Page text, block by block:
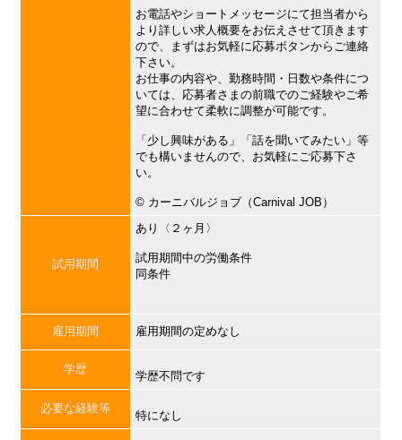
お電話やショートメッセージにて担当者から
より詳しい求人概要をお伝えさせて頂きます
ので、まずはお気軽に応募ボタンからご連絡
下さい。
お仕事の内容や、勤務時間・日数や条件につ
いては、応募者さまの前職でのご経験やご希
望に合わせて柔軟に調整が可能です。
「少し興味がある」「話を聞いてみたい」等
でも構いませんので、お気軽にご応募下さ
い。
©︎ カーニバルジョブ（Carnival JOB）
試用期間
あり〈２ヶ月〉
試用期間中の労働条件
同条件
雇用期間 雇用期間の定めなし
学歴
学歴不問です
必要な経験等
特になし